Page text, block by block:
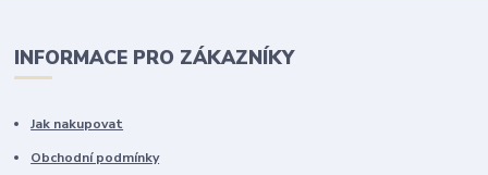
INFORMACE PRO ZÁKAZNÍKY
Jak nakupovat
Obchodní podmínky